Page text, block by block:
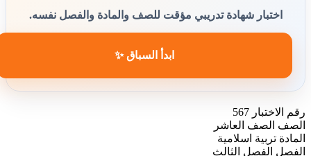
اختبار شهادة تدريبي مؤقت للصف والمادة والفصل نفسه.
ابدأ السباق ✨
رقم الاختبار 567
الصف
الصف العاشر
المادة تربية اسلامية
الفصل
الفصل الثالث